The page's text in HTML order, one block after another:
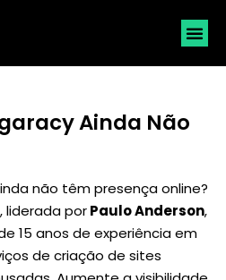
Ainda Não
não têm presença online?
liderada porPaulo Anderson,
15 anos de experiência em
de criação de sites